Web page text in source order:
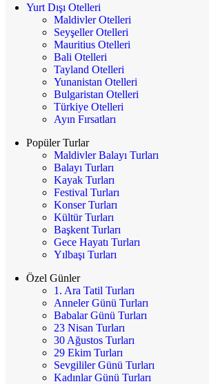
Yurt Dışı Otelleri
Maldivler Otelleri
Seyşeller Otelleri
Mauritius Otelleri
Bali Otelleri
Tayland Otelleri
Yunanistan Otelleri
Bulgaristan Otelleri
Türkiye Otelleri
Ayın Fırsatları
Popüler Turlar
Maldivler Balayı Turları
Balayı Turları
Kayak Turları
Festival Turları
Konser Turları
Kültür Turları
Başkent Turları
Gece Hayatı Turları
Yılbaşı Turları
Özel Günler
1. Ara Tatil Turları
Anneler Günü Turları
Babalar Günü Turları
23 Nisan Turları
30 Ağustos Turları
29 Ekim Turları
Sevgililer Günü Turları
Kadınlar Günü Turları